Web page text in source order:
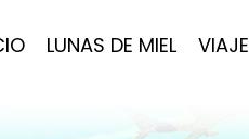
LUNAS DE MIEL